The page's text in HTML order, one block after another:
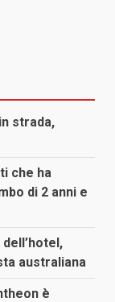
strada,
che ha
di 2 anni e
australiana
è